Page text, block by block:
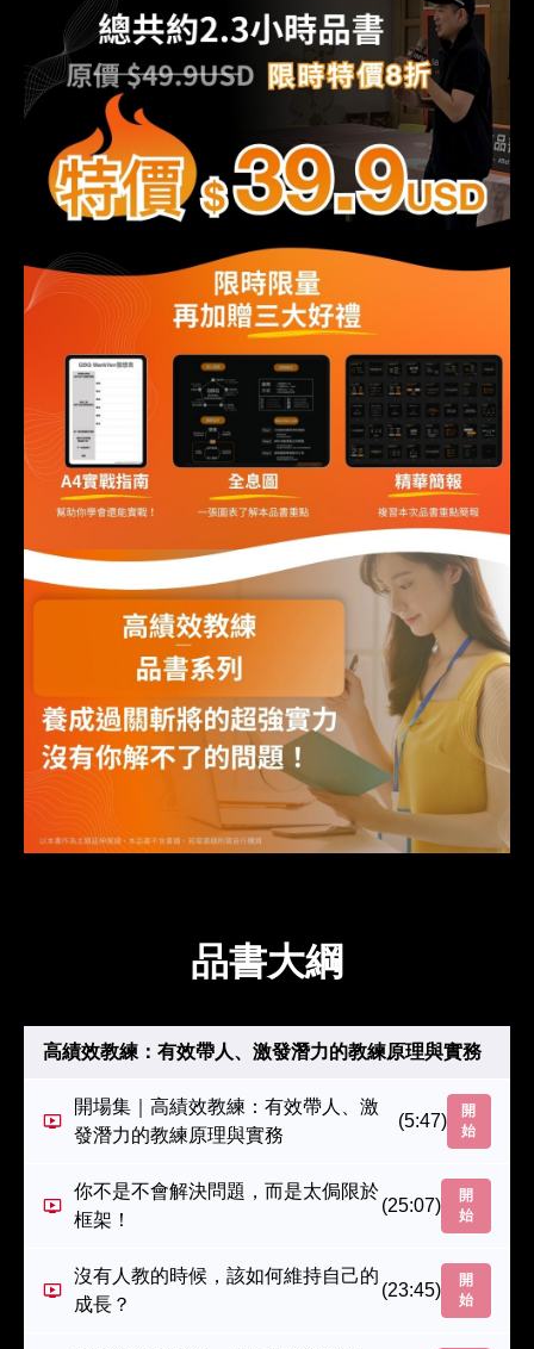
品書大綱
高績效教練：有效帶人、激發潛力的教練原理與實務
開場集｜高績效教練：有效帶人、激
發潛力的教練原理與實務
(5:47)
開
始
你不是不會解決問題，而是太侷限於
框架！
(25:07)
開
始
沒有人教的時候，該如何維持自己的
成長？
(23:45)
開
始